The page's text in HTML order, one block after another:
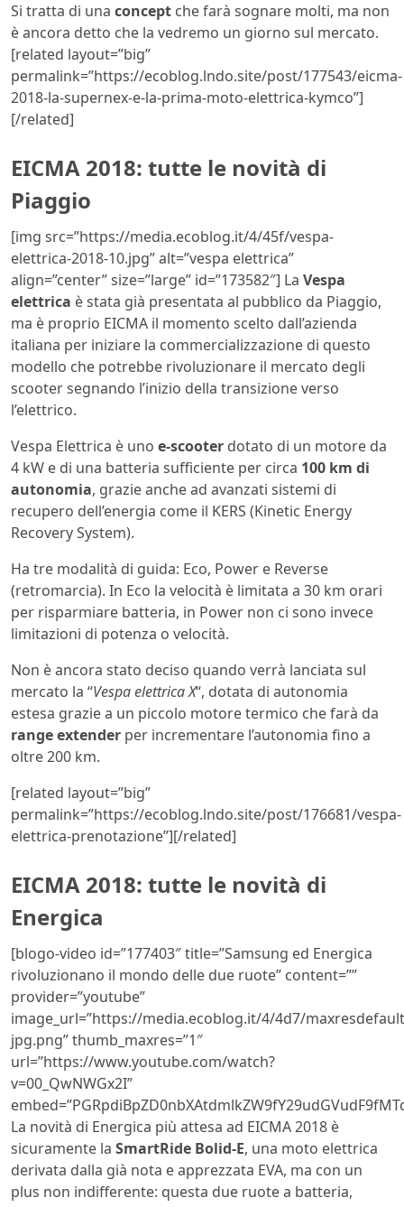
Si tratta di una concept che farà sognare molti, ma non
è ancora detto che la vedremo un giorno sul mercato.
[related layout=”big”
permalink=”https://ecoblog.lndo.site/post/177543/eicma-
2018-la-supernex-e-la-prima-moto-elettrica-kymco”]
[/related]
EICMA 2018: tutte le novità di
Piaggio
[img src=”https://media.ecoblog.it/4/45f/vespa-
elettrica-2018-10.jpg” alt=”vespa elettrica”
align=”center” size=”large” id=”173582″] La Vespa
elettrica è stata già presentata al pubblico da Piaggio,
ma è proprio EICMA il momento scelto dall’azienda
italiana per iniziare la commercializzazione di questo
modello che potrebbe rivoluzionare il mercato degli
scooter segnando l’inizio della transizione verso
l’elettrico.
Vespa Elettrica è uno e-scooter dotato di un motore da
4 kW e di una batteria sufficiente per circa 100 km di
autonomia, grazie anche ad avanzati sistemi di
recupero dell’energia come il KERS (Kinetic Energy
Recovery System).
Ha tre modalità di guida: Eco, Power e Reverse
(retromarcia). In Eco la velocità è limitata a 30 km orari
per risparmiare batteria, in Power non ci sono invece
limitazioni di potenza o velocità.
Non è ancora stato deciso quando verrà lanciata sul
mercato la “Vespa elettrica X“, dotata di autonomia
estesa grazie a un piccolo motore termico che farà da
range extender per incrementare l’autonomia fino a
oltre 200 km.
[related layout=”big”
permalink=”https://ecoblog.lndo.site/post/176681/vespa-
elettrica-prenotazione”][/related]
EICMA 2018: tutte le novità di
Energica
[blogo-video id=”177403″ title=”Samsung ed Energica
rivoluzionano il mondo delle due ruote” content=””
provider=”youtube”
image_url=”https://media.ecoblog.it/4/4d7/
jpg.png” thumb_maxres=”1″
url=”https://www.youtube.com/watch?
v=00_QwNWGx2I”
La novità di Energica più attesa ad EICMA 2018 è
sicuramente la SmartRide Bolid-E, una moto elettrica
derivata dalla già nota e apprezzata EVA, ma con un
plus non indifferente: questa due ruote a batteria,